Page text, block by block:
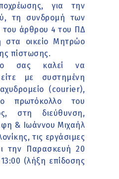
για την
τη συνδρομή των
άρθρου 4 του ΠΔ
στα οικείο Μητρώο
πίστωσης.
σας καλεί να
είτε με συστημένη
(courier),
πρωτόκολλο του
στη διεύθυνση,
& Ιωάννου Μιχαήλ
τις εργάσιμες
την Παρασκευή 20
(λήξη επίδοσης